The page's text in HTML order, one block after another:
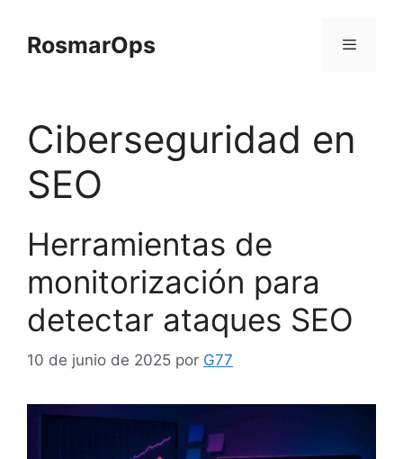
contenido
RosmarOps
Ciberseguridad en
SEO
Herramientas de
monitorización para
detectar ataques SEO
10 de junio de 2025 por G77